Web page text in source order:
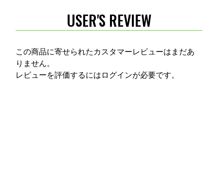
USER'S REVIEW
この商品に寄せられたカスタマーレビューはまだあ
りません。
レビューを評価するには ログインが必要です。